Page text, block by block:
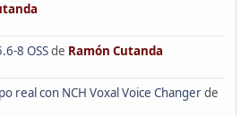
8 OSSde Ramón Cutanda
real con NCH Voxal Voice Changerde